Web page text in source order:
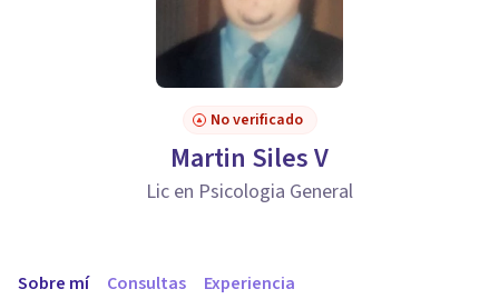
No verificado
Martin Siles V
Lic en Psicologia General
Sobre mí Consultas Experiencia